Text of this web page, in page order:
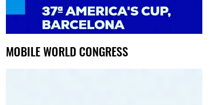
MOBILE WORLD CONGRESS